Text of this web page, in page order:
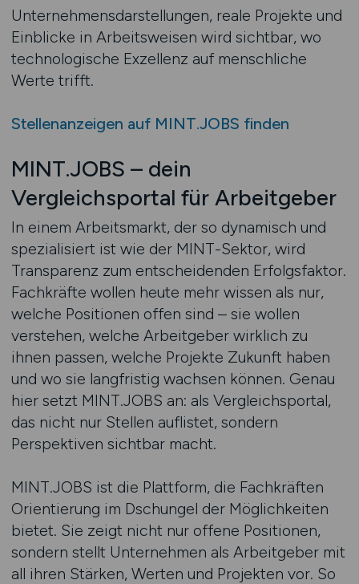
Unternehmensdarstellungen, reale Projekte und
Einblicke in Arbeitsweisen wird sichtbar, wo
technologische Exzellenz auf menschliche
Werte trifft.
Stellenanzeigen auf MINT.JOBS finden
MINT.JOBS – dein
Vergleichsportal für Arbeitgeber
In einem Arbeitsmarkt, der so dynamisch und
spezialisiert ist wie der MINT-Sektor, wird
Transparenz zum entscheidenden Erfolgsfaktor.
Fachkräfte wollen heute mehr wissen als nur,
welche Positionen offen sind – sie wollen
verstehen, welche Arbeitgeber wirklich zu
ihnen passen, welche Projekte Zukunft haben
und wo sie langfristig wachsen können. Genau
hier setzt MINT.JOBS an: als Vergleichsportal,
das nicht nur Stellen auflistet, sondern
Perspektiven sichtbar macht.
MINT.JOBS ist die Plattform, die Fachkräften
Orientierung im Dschungel der Möglichkeiten
bietet. Sie zeigt nicht nur offene Positionen,
sondern stellt Unternehmen als Arbeitgeber mit
all ihren Stärken, Werten und Projekten vor. So